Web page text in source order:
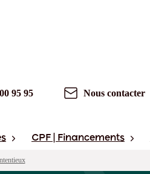
95 95 Nous contacter
CPF | Financements